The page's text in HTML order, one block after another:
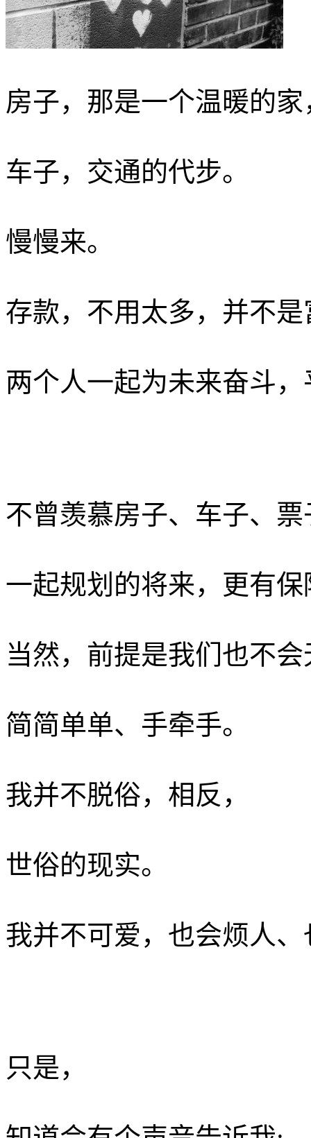
房子，那是一个温暖的
车子，交通的代步。
慢慢来。
存款，不用太多，并不
两个人一起为未来奋斗
不曾羡慕房子、车子、票
一起规划的将来，更有
当然，前提是我们也不
简简单单、手牵手。 ­
我并不脱俗，相反，
世俗的现实。
我并不可爱，也会烦人
只是，